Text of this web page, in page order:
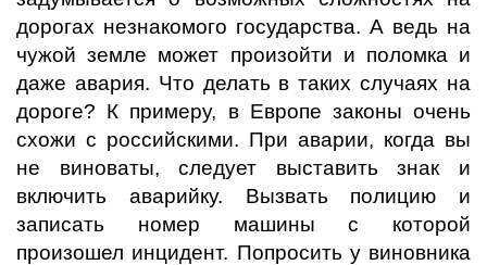
дорогах незнакомого государства. А ведь на
чужой земле может произойти и поломка и
даже авария. Что делать в таких случаях на
дороге? К примеру, в Европе законы очень
схожи с российскими. При аварии, когда вы
не виноваты, следует выставить знак и
включить аварийку. Вызвать полицию и
записать номер машины с которой
произошел инцидент. Попросить у виновника